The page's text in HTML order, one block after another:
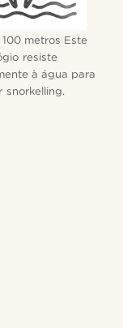
metros Este
resiste
à água para
snorkelling.